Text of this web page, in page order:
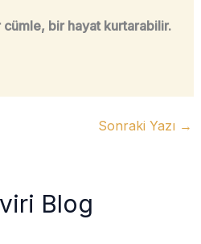
cümle, bir hayat kurtarabilir.
Sonraki Yazı →
Blog